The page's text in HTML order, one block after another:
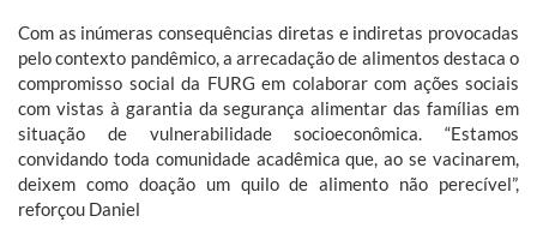
Com as inúmeras consequências diretas e indiretas provocadas
pelo contexto pandêmico, a arrecadação de alimentos destaca o
compromisso social da FURG em colaborar com ações sociais
com vistas à garantia da segurança alimentar das famílias em
situação de vulnerabilidade socioeconômica. “Estamos
convidando toda comunidade acadêmica que, ao se vacinarem,
deixem como doação um quilo de alimento não perecível”,
reforçou Daniel